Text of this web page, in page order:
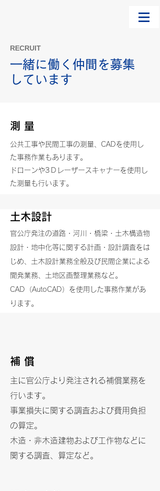
RECRUIT
一緒に働く仲間を募集
しています
測 量
公共工事や民間工事の測量、CADを使用し
た事務作業もあります。
ドローンや3Ｄレーザースキャナーを使用し
た測量も行います。
土木設計
官公庁発注の道路・河川・橋梁・土木構造物
設計・地中化等に関する計画・設計調査をは
じめ、土木設計業務全般及び民間企業による
開発業務、土地区画整理業務など。
CAD（AutoCAD）を使用した事務作業があ
ります。
補 償
主に官公庁より発注される補償業務を
行います。
事業損失に関する調査および費用負担
の算定。
木造・非木造建物および工作物などに
関する調査、算定など。